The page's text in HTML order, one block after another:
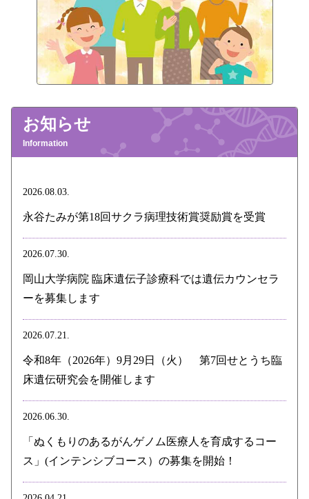
お知らせ
Information
2026.08.03.
永谷たみが第18回サクラ病理技術賞奨励賞を受賞
2026.07.30.
岡山大学病院 臨床遺伝子診療科では遺伝カウンセラ
ーを募集します
2026.07.21.
令和8年（2026年）9月29日（火） 第7回せとうち臨
床遺伝研究会を開催します
2026.06.30.
「ぬくもりのあるがんゲノム医療人を育成するコー
ス」(インテンシブコース）の募集を開始！